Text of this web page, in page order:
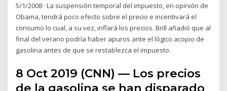
5/1/2008 · La suspensión temporal del impuesto, en opinión de
Obama, tendrá poco efecto sobre el precio e incentivará el
consumo lo cual, a su vez, inflará los precios. Brill añadió que al
final del verano podría haber apuros ante el lógico acopio de
gasolina antes de que se restablezca el impuesto.
8 Oct 2019 (CNN) — Los precios
de la gasolina se han disparado